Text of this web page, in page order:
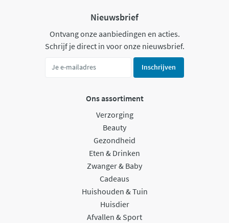
Nieuwsbrief
Ontvang onze aanbiedingen en acties.
Schrijf je direct in voor onze nieuwsbrief.
Inschrijven
Ons assortiment
Verzorging
Beauty
Gezondheid
Eten & Drinken
Zwanger & Baby
Cadeaus
Huishouden & Tuin
Huisdier
Afvallen & Sport